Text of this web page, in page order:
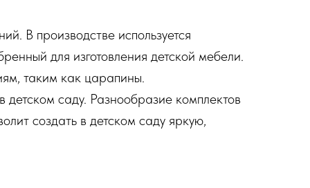
В производстве используется
для изготовления детской мебели.
таким как царапины.
саду. Разнообразие комплектов
создать в детском саду яркую,